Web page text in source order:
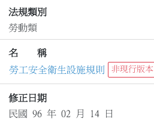
法規類別
勞動類
名 稱
勞工安全衛生設施規則
非現行版本
修正日期
民國 96 年 02 月 14 日